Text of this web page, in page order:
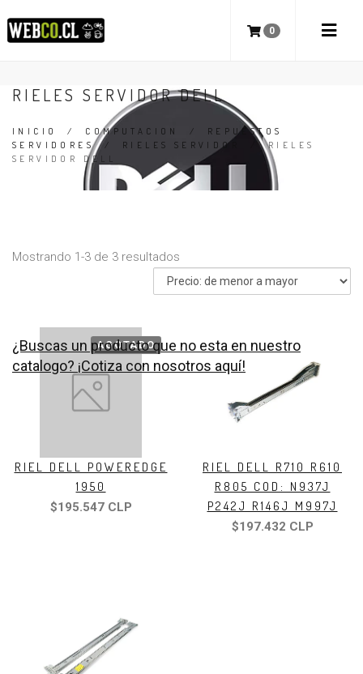
0
RIELES SERVIDOR DELL
INICIO / COMPUTACION / REPUESTOS
SERVIDORES/ RIELES SERVIDOR /RIELES
SERVIDOR DELL
Mostrando 1-3 de 3 resultados
AGOTADO
RIEL DELL POWEREDGE
1950
$195.547 CLP
RIEL DELL R710 R610
R805 COD: N937J
P242J R146J M997J
$197.432 CLP
¿Buscas un producto que no esta en nuestro
catalogo? ¡Cotiza con nosotros aquí!